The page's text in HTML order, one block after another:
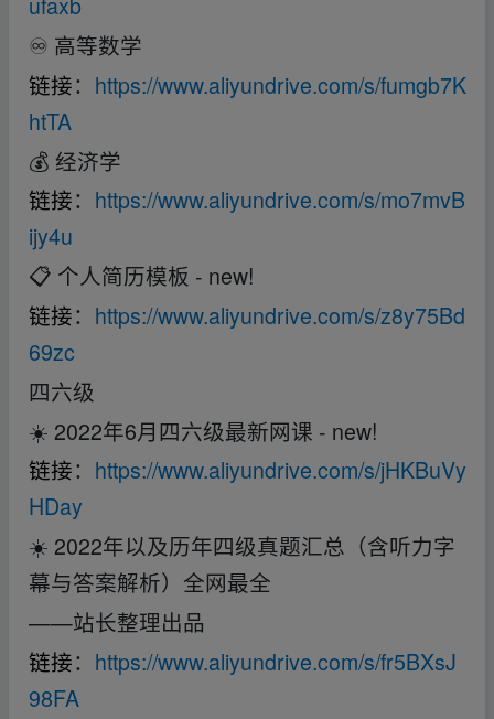
♾️ 高等数学
链接： https://www.aliyundrive.com/s/fumgb7K
htTA
💰 经济学
链接： https://www.aliyundrive.com/s/mo7mvB
ijy4u
📋 个人简历模板 - new!
链接： https://www.aliyundrive.com/s/z8y75Bd
69zc
四六级
☀️ 2022年6月四六级最新网课 - new!
链接： https://www.aliyundrive.com/s/jHKBuVy
HDay
☀️ 2022年以及历年四级真题汇总（含听力字
幕与答案解析）全网最全
——站长整理出品
链接： https://www.aliyundrive.com/s/fr5BXsJ
98FA